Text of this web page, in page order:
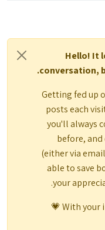
Hello! It
conversation,
Getting fed up
posts each
you'll always
before,
(either via
able to save
your
With your